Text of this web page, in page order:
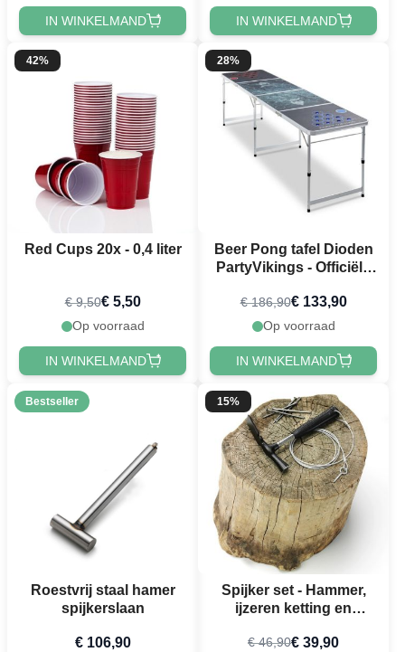
IN WINKELMAND IN WINKELMAND
42%
Red Cups 20x - 0,4 liter
€ 9,50€ 5,50
Op voorraad
IN WINKELMAND
28%
Beer Pong tafel Dioden
PartyVikings - Officiële
€ 186,90€ 133,90
Op voorraad
IN WINKELMAND
Bestseller
Roestvrij staal hamer
spijkerslaan
€ 106,90
15%
Spijker set - Hammer,
ijzeren ketting en
€ 46,90€ 39,90